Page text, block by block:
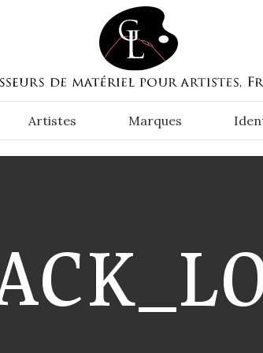
Artistes Marques